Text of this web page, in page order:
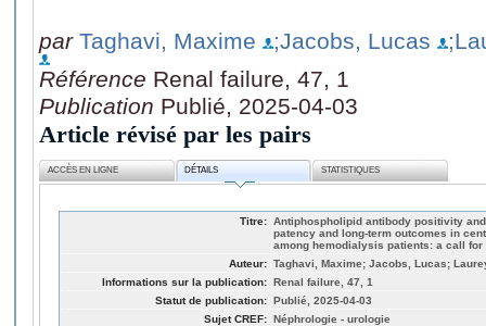
par Taghavi, Maxime ;Jacobs, Lucas
Référence Renal failure, 47, 1
Publication Publié, 2025-04-03
Article révisé par les pairs
ACCÈS EN LIGNE DÉTAILS STATISTIQUES
Titre: Antiphospholipid antibody positivity
patency and long-term outcomes in
among hemodialysis patients: a call
Auteur: Taghavi, Maxime; Jacobs, Lucas;
Informations sur la publication: Renal failure, 47, 1
Statut de publication: Publié, 2025-04-03
Sujet CREF: Néphrologie - urologie